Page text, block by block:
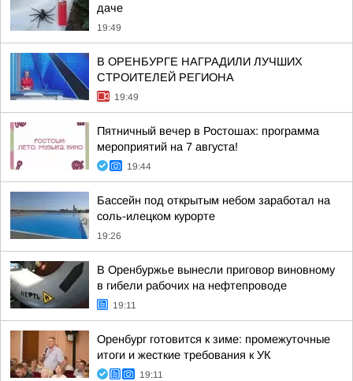
даче
19:49
В ОРЕНБУРГЕ НАГРАДИЛИ ЛУЧШИХ
СТРОИТЕЛЕЙ РЕГИОНА
19:49
Пятничный вечер в Ростошах: программа
мероприятий на 7 августа!
19:44
Бассейн под открытым небом заработал на
соль-илецком курорте
19:26
В Оренбуржье вынесли приговор виновному
в гибели рабочих на нефтепроводе
19:11
Оренбург готовится к зиме: промежуточные
итоги и жесткие требования к УК
19:11